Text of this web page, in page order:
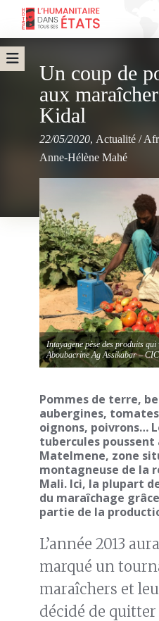
Un coup de
aux
Kidal
22/05/2020, Actualité /
Anne-Hélène Mahé
Intayagene pèse des produits qui
Aboubacrine Ag Assikabar –
Pommes de terre,
aubergines,
oignons, poivrons…
tubercules poussent
Matelmene, zone
montagneuse de la
Mali. Ici, la plupart
du maraîchage
partie de la
L’année 2013
marqué un
maraîchers et
décidé de